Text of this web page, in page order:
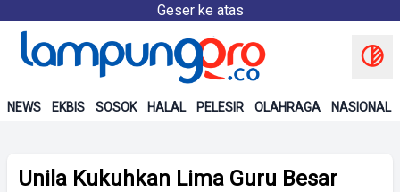
Geser ke atas
NEWS EKBIS SOSOK HALAL PELESIR OLAHRAGA NASIONAL
Unila Kukuhkan Lima Guru Besar